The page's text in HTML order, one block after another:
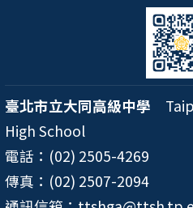
臺北市立大同高級中學
High School
電話：(02) 2505-4269
傳真：(02) 2507-2094